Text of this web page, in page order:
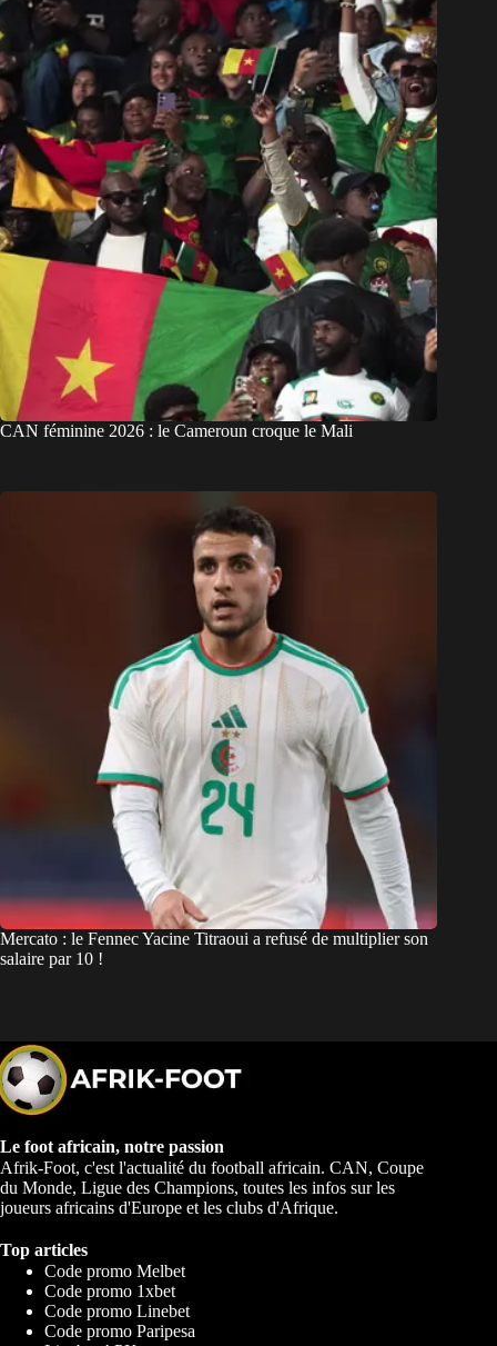
CAN féminine 2026 : le Cameroun croque le Mali
Mercato : le Fennec Yacine Titraoui a refusé de multiplier son
salaire par 10 !
Le foot africain, notre passion
Afrik-Foot, c'est l'actualité du football africain. CAN, Coupe
du Monde, Ligue des Champions, toutes les infos sur les
joueurs africains d'Europe et les clubs d'Afrique.
Top articles
Code promo Melbet
Code promo 1xbet
Code promo Linebet
Code promo Paripesa